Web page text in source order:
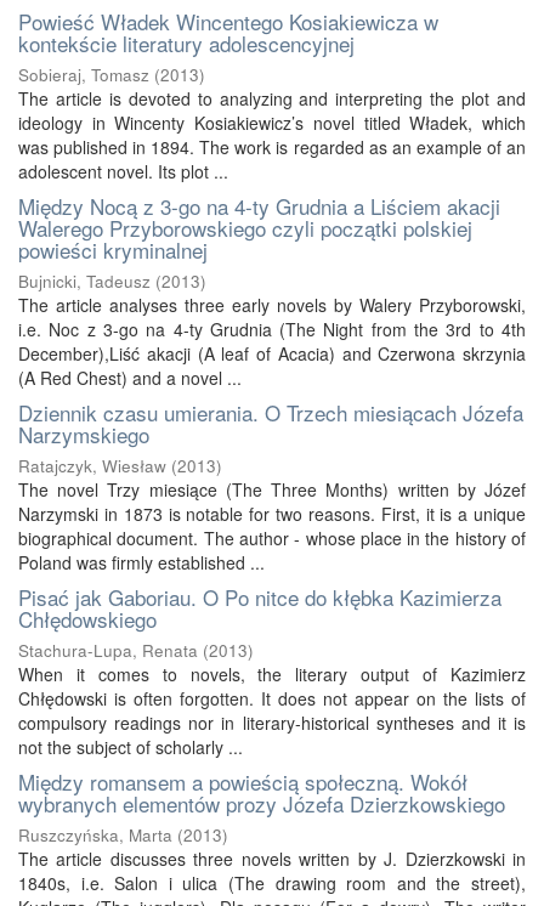
Powieść Władek Wincentego Kosiakiewicza w
kontekście literatury adolescencyjnej
Sobieraj, Tomasz (2013)
The article is devoted to analyzing and interpreting the plot and
ideology in Wincenty Kosiakiewicz’s novel titled Władek, which
was published in 1894. The work is regarded as an example of an
adolescent novel. Its plot ...
Między Nocą z 3-go na 4-ty Grudnia a Liściem akacji
Walerego Przyborowskiego czyli początki polskiej
powieści kryminalnej
Bujnicki, Tadeusz (2013)
The article analyses three early novels by Walery Przyborowski,
i.e. Noc z 3-go na 4-ty Grudnia (The Night from the 3rd to 4th
December),Liść akacji (A leaf of Acacia) and Czerwona skrzynia
(A Red Chest) and a novel ...
Dziennik czasu umierania. O Trzech miesiącach Józefa
Narzymskiego
Ratajczyk, Wiesław (2013)
The novel Trzy miesiące (The Three Months) written by Józef
Narzymski in 1873 is notable for two reasons. First, it is a unique
biographical document. The author - whose place in the history of
Poland was firmly established ...
Pisać jak Gaboriau. O Po nitce do kłębka Kazimierza
Chłędowskiego
Stachura-Lupa, Renata (2013)
When it comes to novels, the literary output of Kazimierz
Chłędowski is often forgotten. It does not appear on the lists of
compulsory readings nor in literary-historical syntheses and it is
not the subject of scholarly ...
Między romansem a powieścią społeczną. Wokół
wybranych elementów prozy Józefa Dzierzkowskiego
Ruszczyńska, Marta (2013)
The article discusses three novels written by J. Dzierzkowski in
1840s, i.e. Salon i ulica (The drawing room and the street),